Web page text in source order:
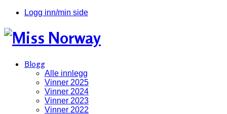
Logg inn/min side
Blogg
Alle innlegg
Vinner 2025
Vinner 2024
Vinner 2023
Vinner 2022